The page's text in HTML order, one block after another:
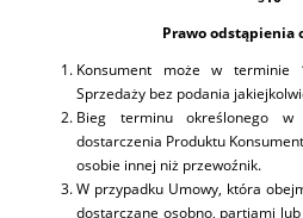
Prawo odstąpienia
Konsument może w
Sprzedaży bez podania
Bieg terminu określonego
dostarczenia Produktu
osobie innej niż przewoźnik.
W przypadku Umowy, która
dostarczane osobno, partiami